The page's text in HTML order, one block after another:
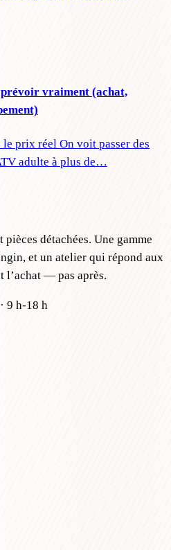
vraiment (achat,
prix réel On voit passer des
adulte à plus de…
détachées. Une gamme
et un atelier qui répond aux
l’achat — pas après.
9 h-18 h